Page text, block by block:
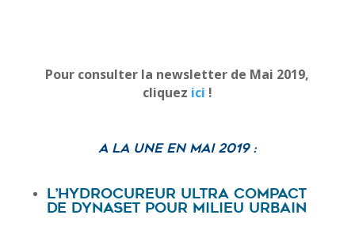
Pour consulter la newsletter de Mai 2019,
cliquez ici !
A la une en Mai 2019 :
L’hydrocureur ultra compact
de Dynaset pour milieu urbain